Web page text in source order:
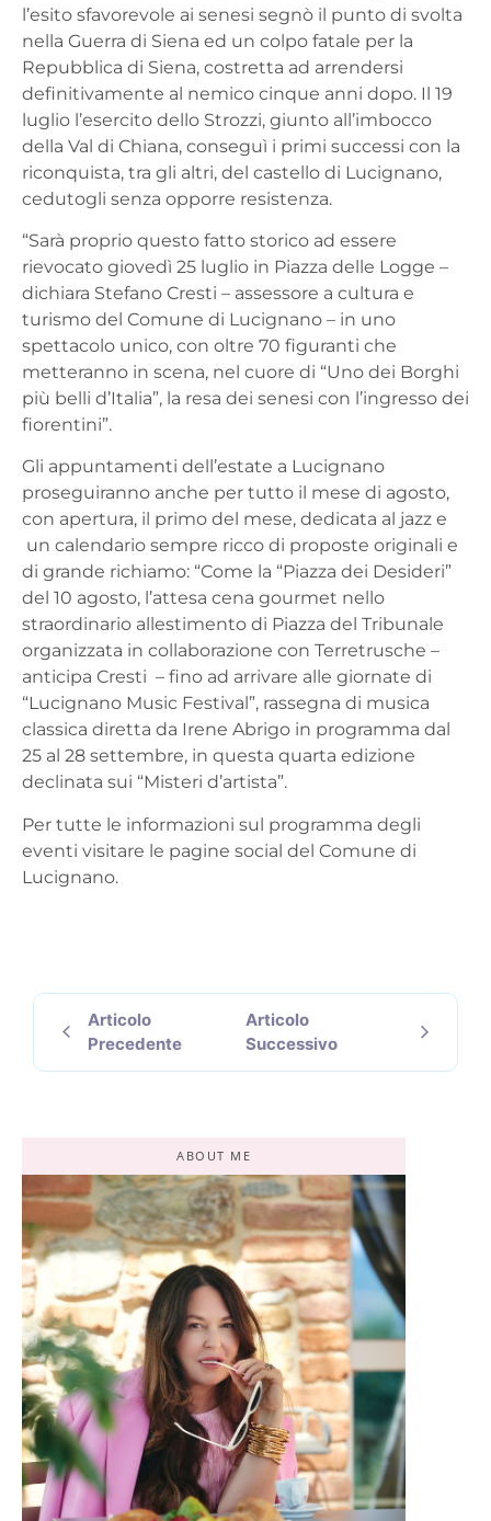
l’esito sfavorevole ai senesi segnò il punto di svolta
nella Guerra di Siena ed un colpo fatale per la
Repubblica di Siena, costretta ad arrendersi
definitivamente al nemico cinque anni dopo. Il 19
luglio l’esercito dello Strozzi, giunto all’imbocco
della Val di Chiana, conseguì i primi successi con la
riconquista, tra gli altri, del castello di Lucignano,
cedutogli senza opporre resistenza.
“Sarà proprio questo fatto storico ad essere
rievocato giovedì 25 luglio in Piazza delle Logge –
dichiara Stefano Cresti – assessore a cultura e
turismo del Comune di Lucignano – in uno
spettacolo unico, con oltre 70 figuranti che
metteranno in scena, nel cuore di “Uno dei Borghi
più belli d’Italia”, la resa dei senesi con l’ingresso dei
fiorentini”.
Gli appuntamenti dell’estate a Lucignano
proseguiranno anche per tutto il mese di agosto,
con apertura, il primo del mese, dedicata al jazz e
un calendario sempre ricco di proposte originali e
di grande richiamo: “Come la “Piazza dei Desideri”
del 10 agosto, l’attesa cena gourmet nello
straordinario allestimento di Piazza del Tribunale
organizzata in collaborazione con Terretrusche –
anticipa Cresti – fino ad arrivare alle giornate di
“Lucignano Music Festival”, rassegna di musica
classica diretta da Irene Abrigo in programma dal
25 al 28 settembre, in questa quarta edizione
declinata sui “Misteri d’artista”.
Per tutte le informazioni sul programma degli
eventi visitare le pagine social del Comune di
Lucignano.
Articolo
Precedente
Articolo
Successivo
ABOUT ME